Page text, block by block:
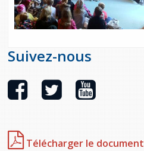
Suivez-nous
Télécharger le document